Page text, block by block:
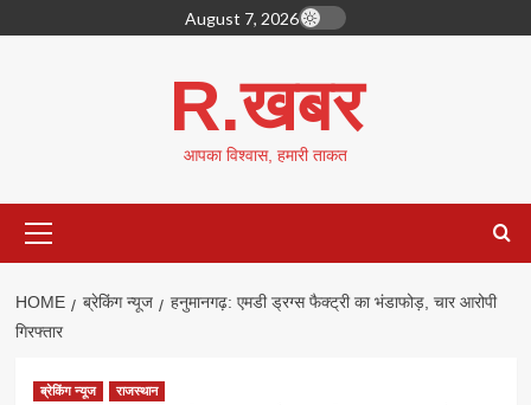
to
August 7, 2026
R.खबर
आपका विश्वास, हमारी ताकत
Menu
HOME ब्रेकिंग न्यूज
हनुमानगढ़: एमडी ड्रग्स फैक्ट्री का भंडाफोड़, चार आरोपी
गिरफ्तार
ब्रेकिंग न्यूज राजस्थान